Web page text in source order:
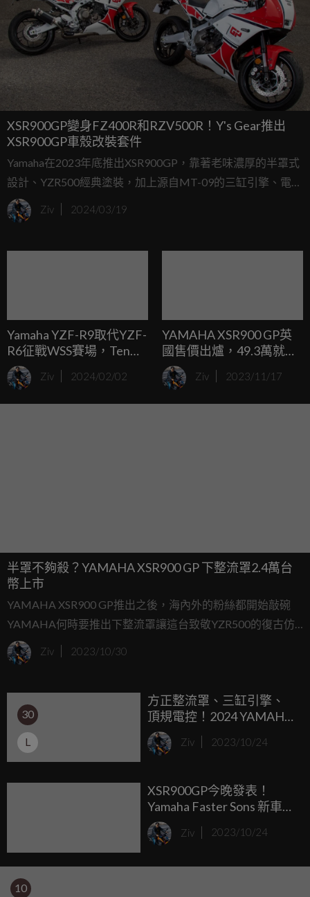
XSR900GP變身FZ400R和RZV500R！Y's Gear推出
XSR900GP車殼改裝套件
Yamaha在2023年底推出XSR900GP，靠著老味濃厚的半罩式
設計、YZR500經典塗裝，加上源自MT-09的三缸引擎、電控
配備，成功吸引到無數老派騎士的目光；最近在日本舉辦的
大阪車展上，Y's Gear更帶來以FZ400R、RZV500R作為靈感
Ziv 2024/03/19
Yamaha YZF-R9取代YZF-
R6征戰WSS賽場，Ten
Kate Racing領隊預告
2025年上市！
Ziv 2024/02/02
YAMAHA XSR900 GP英
國售價出爐，49.3萬就能
把復古仿賽騎回家！
Ziv 2023/11/17
半罩不夠殺？YAMAHA XSR900 GP 下整流罩2.4萬台
幣上市
YAMAHA XSR900 GP推出之後，海內外的粉絲都開始敲碗
YAMAHA何時要推出下整流罩讓這台致敬YZR500的復古仿
賽看起來更完整，果不其然，YAMAHA很快就聽到粉絲們的
心聲，推出了XSR900 GP的下整流罩套件，海外售價為
Ziv 2023/10/30
30
L
方正整流罩、三缸引擎、
頂規電控！2024 YAMAHA
XSR900 GP 海外發表
Ziv 2023/10/24
XSR900GP今晚發表！
Yamaha Faster Sons 新車預
告曝光
Ziv 2023/10/24
10